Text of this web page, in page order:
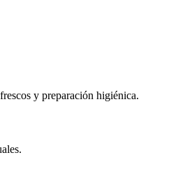
y preparación higiénica.